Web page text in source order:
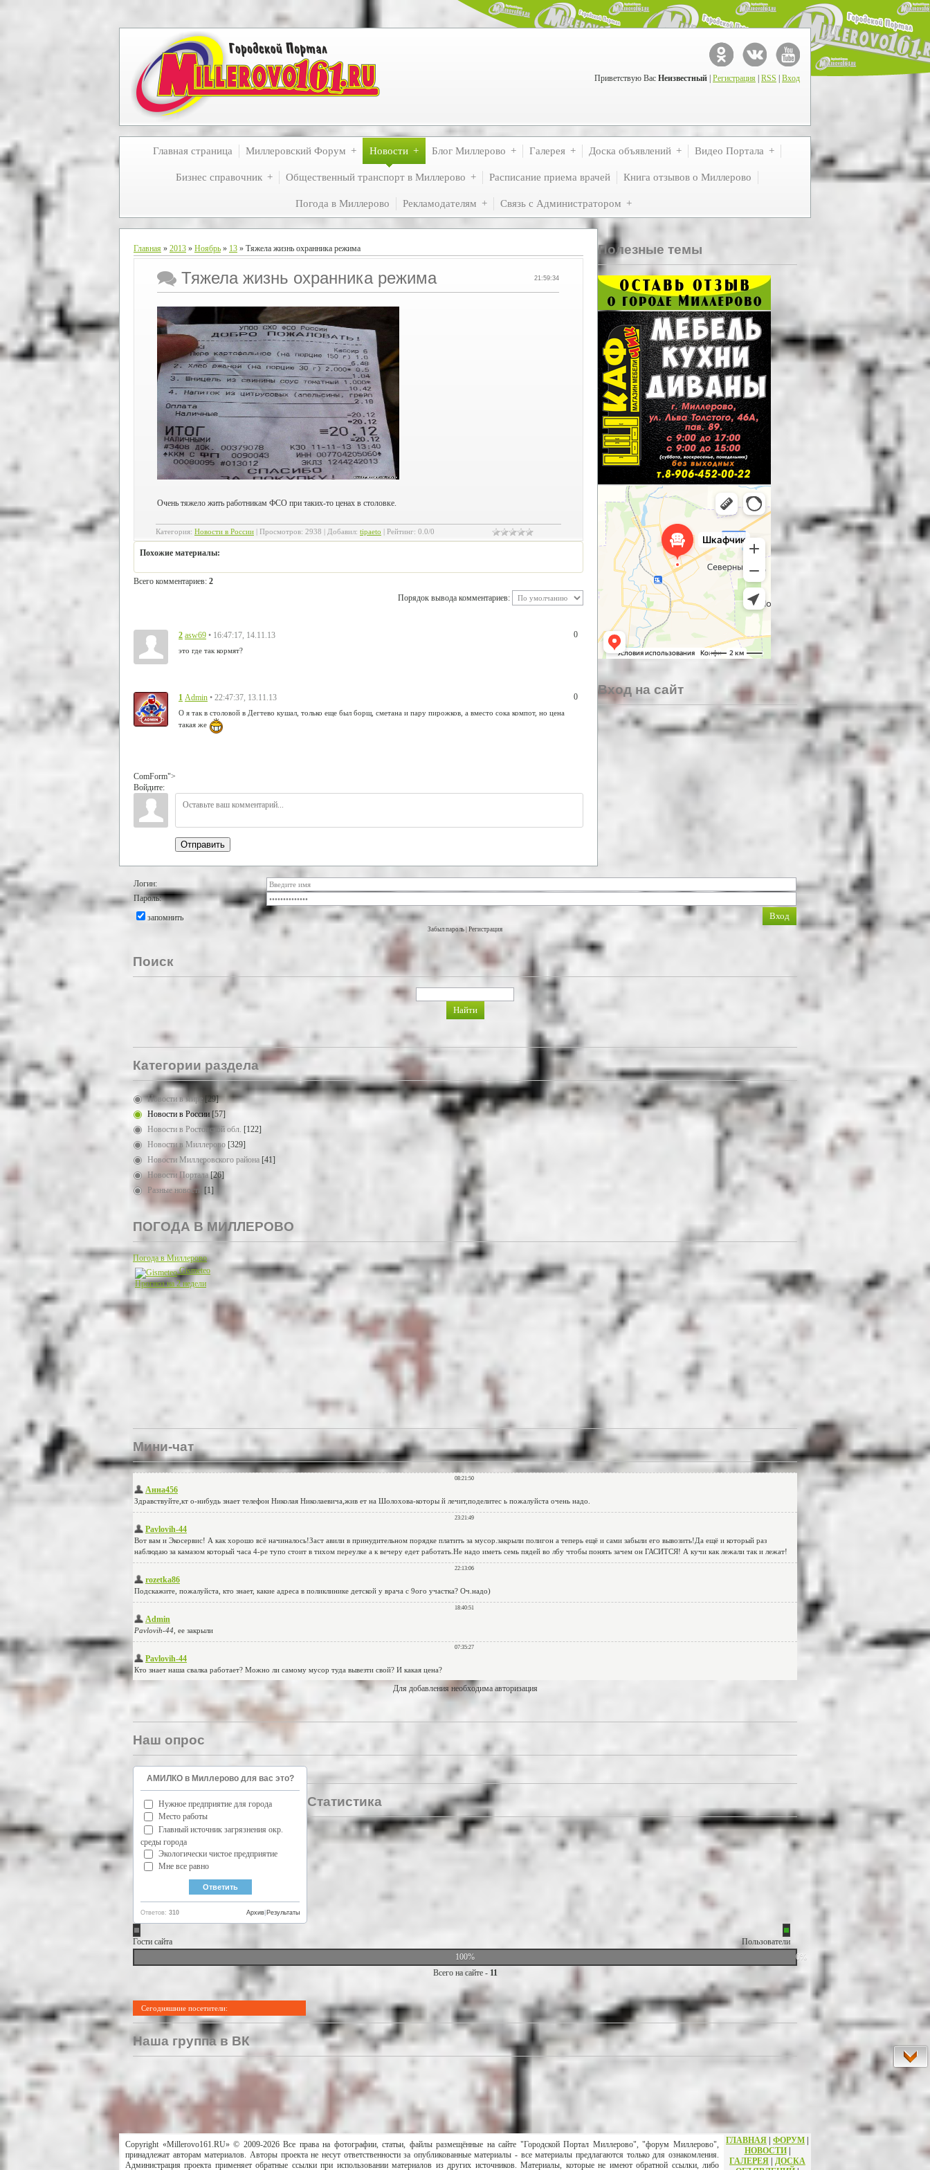
Приветствую Вас Неизвестный Регистрация RSS Вход
Главная страница Миллеровский Форум Новости Блог Миллерово Галерея Доска объявлений Видео Портала
Бизнес справочник Общественный транспорт в Миллерово Расписание приема врачей Книга отзывов о Миллерово
Погода в Миллерово Рекламодателям Связь с Администратором
Главная » 2013 » Ноябрь » 13 » Тяжела жизнь охранника режима
21:59:34
Тяжела жизнь охранника режима
Очень тяжело жить работникам ФСО при таких-то ценах в столовке.
Категория: Новости в России Просмотров: 2938 Добавил: tipaeto Рейтинг: 0.0/0
Похожие материалы:
Всего комментариев: 2
Порядок вывода комментариев:
0
2 asw69 • 16:47:17, 14.11.13
это где так кормят?
0
1 Admin • 22:47:37, 13.11.13
О я так в столовой в Дегтево кушал, только еще был борщ, сметана и пару пирожков, а вместо сока компот, но цена
такая же
ComForm">
Войдите:
Отправить
Полезные темы
Вход на сайт
Логин:
Пароль:
запомнить
Забыл пароль Регистрация
Поиск
Категории раздела
Новости в мире [29]
Новости в России [57]
Новости в Ростовской обл. [122]
Новости в Миллерово [329]
Новости Миллеровского района [41]
Новости Портала [26]
Разные новости
[1]
ПОГОДА В МИЛЛЕРОВО
Погода в Миллерово
Gismeteo
Прогноз на 2 недели
Мини-чат
Для добавления необходима авторизация
Наш опрос
АМИЛКО в Миллерово для вас это?
Нужное предприятие для города
Место работы
Главный источник загрязнения окр.
среды города
Экологически чистое предприятие
Мне все равно
Ответов: 310 Результаты
Архив
Статистика
Гости сайта
Пользователи
100%
0%
Всего на сайте - 11
Сегодняшние посетители:
Наша группа в ВК
Copyright «Millerovo161.RU» © 2009-2026 Все права на фотографии, статьи, файлы размещённые на сайте "Городской Портал Миллерово", "форум Миллерово",
принадлежат авторам материалов. Авторы проекта не несут ответственности за опубликованные материалы - все материалы предлагаются только для ознакомления.
Администрация проекта применяет обратные ссылки при использовании материалов из других источников. Материалы, которые не имеют обратной ссылки, либо
ГЛАВНАЯ ФОРУМ
НОВОСТИ|
ГАЛЕРЕЯ
ДОСКА